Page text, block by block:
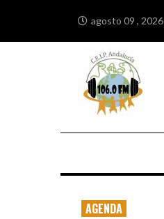
agosto 09 , 2026
AGENDA